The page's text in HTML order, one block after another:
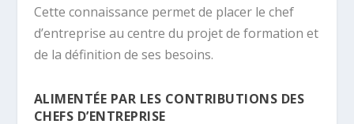
Cette connaissance permet de placer le chef
d’entreprise au centre du projet de formation et
de la définition de ses besoins.
ALIMENTÉE PAR LES CONTRIBUTIONS DES
CHEFS D’ENTREPRISE